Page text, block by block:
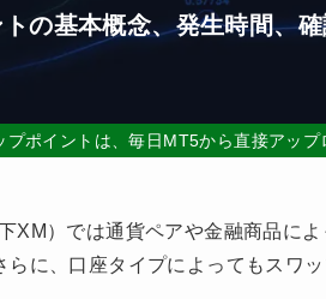
の基本概念、発生時間、
プポイントは、毎日MT5から直接アッ
XM）では通貨ペアや金融商品に
らに、口座タイプによってもスワ